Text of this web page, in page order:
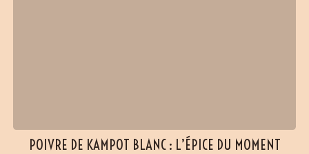
POIVRE DE KAMPOT BLANC : L’ÉPICE DU MOMENT